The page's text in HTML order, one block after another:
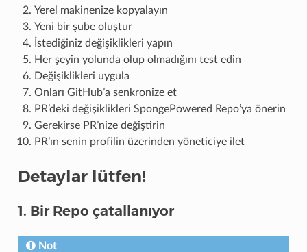
Yerel makinenize kopyalayın
Yeni bir şube oluştur
İstediğiniz değişiklikleri yapın
Her şeyin yolunda olup olmadığını test edin
Değişiklikleri uygula
Onları GitHub’a senkronize et
PR’deki değişiklikleri SpongePowered Repo’ya önerin
Gerekirse PR’nize değiştirin
PR’ın senin profilin üzerinden yöneticiye ilet
Detaylar lütfen!
1. Bir Repo çatallanıyor
Not